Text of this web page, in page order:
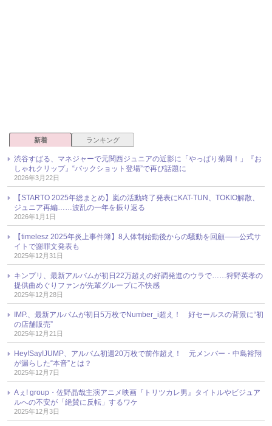
新着 ランキング
渋谷すばる、マネジャーで元関西ジュニアの近影に「やっぱり菊岡！」『お
しゃれクリップ』“バックショット登場”で再び話題に
2026年3月22日
【STARTO 2025年総まとめ】嵐の活動終了発表にKAT-TUN、TOKIO解散、
ジュニア再編……波乱の一年を振り返る
2026年1月1日
【timelesz 2025年炎上事件簿】8人体制始動後からの騒動を回顧――公式サ
イトで謝罪文発表も
2025年12月31日
キンプリ、最新アルバムが初日22万超えの好調発進のウラで……狩野英孝の
提供曲めぐりファンが先輩グループに不快感
2025年12月28日
IMP.、最新アルバムが初日5万枚でNumber_i超え！ 好セールスの背景に“初
の店舗販売”
2025年12月21日
Hey!Say!JUMP、アルバム初週20万枚で前作超え！ 元メンバー・中島裕翔
が漏らした“本音”とは？
2025年12月7日
Aぇ! group・佐野晶哉主演アニメ映画『トリツカレ男』タイトルやビジュア
ルへの不安が「絶賛に反転」するワケ
2025年12月3日